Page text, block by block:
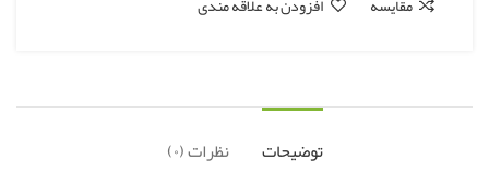
توضیحات
نظرات (۰)